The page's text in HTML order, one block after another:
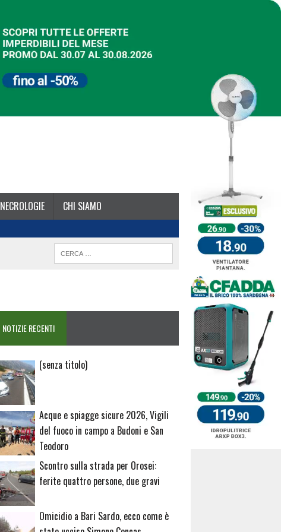
NECROLOGIE CHI SIAMO
NOTIZIE RECENTI
(senza titolo)Articolo
Acque e spiagge sicure 2026, Vigili
del fuoco in campo a Budoni e San
Teodoro
Scontro sulla strada per Orosei:
ferite quattro persone, due gravi
Omicidio a Bari Sardo, ecco come è